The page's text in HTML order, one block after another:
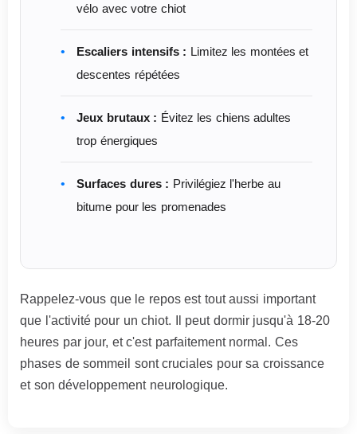
vélo avec votre chiot
Escaliers intensifs : Limitez les montées et
descentes répétées
Jeux brutaux : Évitez les chiens adultes
trop énergiques
Surfaces dures : Privilégiez l'herbe au
bitume pour les promenades
Rappelez-vous que le repos est tout aussi important
que l'activité pour un chiot. Il peut dormir jusqu'à 18-20
heures par jour, et c'est parfaitement normal. Ces
phases de sommeil sont cruciales pour sa croissance
et son développement neurologique.